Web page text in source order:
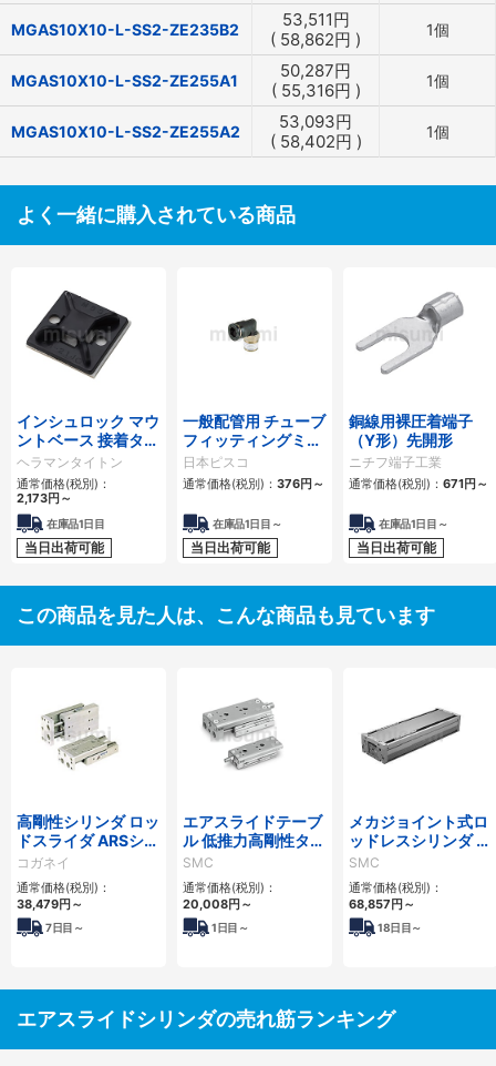
MGAS10X10-L-SS2-ZE235B2 53,511円
( 58,862円 ) 1個
MGAS10X10-L-SS2-ZE255A1 50,287円
( 55,316円 ) 1個
MGAS10X10-L-SS2-ZE255A2 53,093円
( 58,402円 ) 1個
よく一緒に購入されている商品
インシュロック マウ
ントベース 接着タイ
プ
ヘラマンタイトン
通常価格(税別)：
2,173円～
在庫品1日目
当日出荷可能
一般配管用 チューブ
フィッティングミニ
タイプ エルボ
日本ピスコ
通常価格(税別)： 376円～
在庫品1日目～
当日出荷可能
銅線用裸圧着端子
（Y形）先開形
ニチフ端子工業
通常価格(税別)： 671円～
在庫品1日目～
当日出荷可能
この商品を見た人は、こんな商品も見ています
高剛性シリンダ ロッ
ドスライダ ARSシリ
ーズ
コガネイ
通常価格(税別)：
38,479円～
7日目～
エアスライドテーブ
ル 低推力高剛性タイ
プ/MXQ□Bシリー
ズ
SMC
通常価格(税別)：
20,008円～
1日目～
メカジョイント式ロ
ッドレスシリンダ 高
剛性・リニアガイド
形 MY1HTシリーズ
SMC
通常価格(税別)：
68,857円～
18日目～
エアスライドシリンダの売れ筋ランキング